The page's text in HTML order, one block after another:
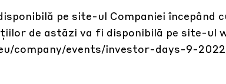
pe site-ul Companiei începând
de astăzi va fi disponibilă pe site-ul
company/events/investor-days-9-